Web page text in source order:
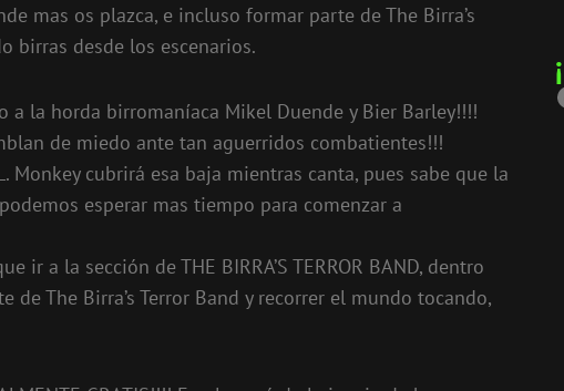
mas os plazca, e incluso formar parte de The Birra’s
birras desde los escenarios.
a la horda birromaníaca Mikel Duende y Bier Barley!!!!
de miedo ante tan aguerridos combatientes!!!
cubrirá esa baja mientras canta, pues sabe que la
esperar mas tiempo para comenzar a
a la sección de THE BIRRA’S TERROR BAND, dentro
de The Birra’s Terror Band y recorrer el mundo tocando,